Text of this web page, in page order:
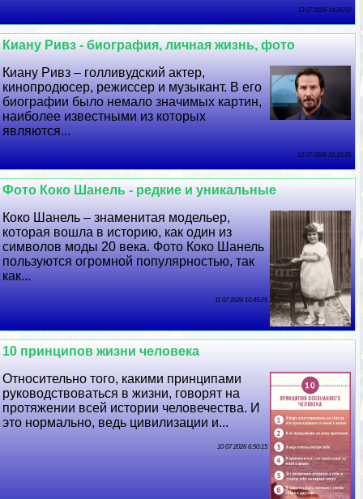
13 07 2026 14:35:59
Киану Ривз - биография, личная жизнь, фото
Киану Ривз – голливудский актер,
кинопродюсер, режиссер и музыкант. В его
биографии было немало значимых картин,
наиболее известными из которых
являются...
12 07 2026 22:10:25
Фото Коко Шанель - редкие и уникальные
Коко Шанель – знаменитая модельер,
которая вошла в историю, как один из
символов моды 20 века. Фото Коко Шанель
пользуются огромной популярностью, так
как...
11 07 2026 10:45:25
10 принципов жизни человека
Относительно того, какими принципами
руководствоваться в жизни, говорят на
протяжении всей истории человечества. И
это нормально, ведь цивилизации и...
10 07 2026 6:50:15